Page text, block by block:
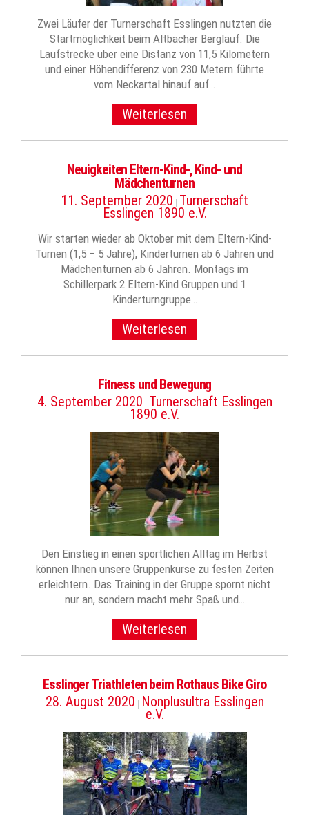
Zwei Läufer der Turnerschaft Esslingen nutzten die
Startmöglichkeit beim Altbacher Berglauf. Die
Laufstrecke über eine Distanz von 11,5 Kilometern
und einer Höhendifferenz von 230 Metern führte
vom Neckartal hinauf auf…
Weiterlesen
Neuigkeiten Eltern-Kind-, Kind- und
Mädchenturnen
11. September 2020 | Turnerschaft
Esslingen 1890 e.V.
Wir starten wieder ab Oktober mit dem Eltern-Kind-
Turnen (1,5 – 5 Jahre), Kinderturnen ab 6 Jahren und
Mädchenturnen ab 6 Jahren. Montags im
Schillerpark 2 Eltern-Kind Gruppen und 1
Kinderturngruppe…
Weiterlesen
Fitness und Bewegung
4. September 2020 | Turnerschaft Esslingen
1890 e.V.
Den Einstieg in einen sportlichen Alltag im Herbst
können Ihnen unsere Gruppenkurse zu festen Zeiten
erleichtern. Das Training in der Gruppe spornt nicht
nur an, sondern macht mehr Spaß und…
Weiterlesen
Esslinger Triathleten beim Rothaus Bike Giro
28. August 2020 | Nonplusultra Esslingen
e.V.